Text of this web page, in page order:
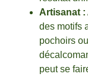
Artisanat :
des motifs
pochoirs
peut se